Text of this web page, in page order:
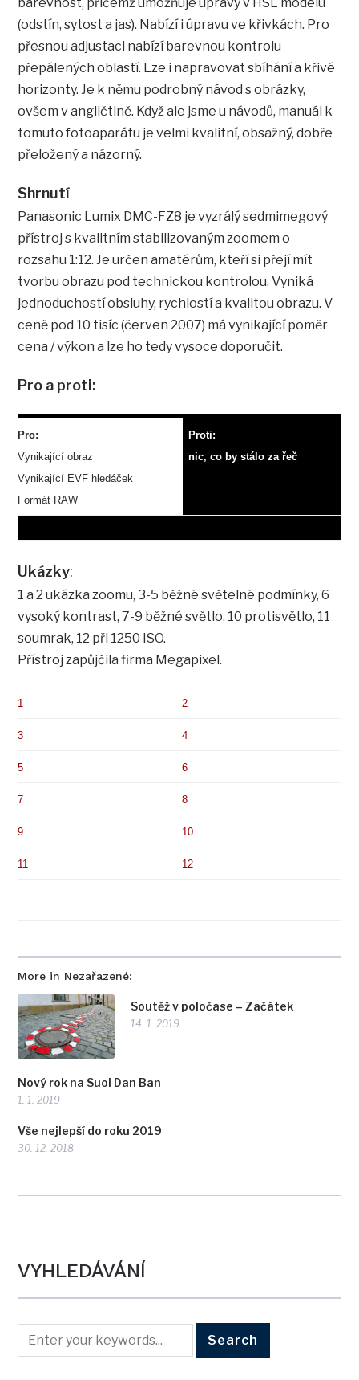
More in Nezařazené:
Soutěž v poločase – Začátek
14. 1. 2019
Nový rok na Suoi Dan Ban
1. 1. 2019
Vše nejlepší do roku 2019
30. 12. 2018
barevnost, přičemž umožňuje úpravy v HSL modelu
(odstín, sytost a jas). Nabízí i úpravu ve křivkách. Pro
přesnou adjustaci nabízí barevnou kontrolu
přepálených oblastí. Lze i napravovat sbíhání a křivé
horizonty. Je k němu podrobný návod s obrázky,
ovšem v angličtině. Když ale jsme u návodů, manuál k
tomuto fotoaparátu je velmi kvalitní, obsažný, dobře
přeložený a názorný.
Shrnutí
Panasonic Lumix DMC-FZ8 je vyzrálý sedmimegový
přístroj s kvalitním stabilizovaným zoomem o
rozsahu 1:12. Je určen amatérům, kteří si přejí mít
tvorbu obrazu pod technickou kontrolou. Vyniká
jednoduchostí obsluhy, rychlostí a kvalitou obrazu. V
ceně pod 10 tisíc (červen 2007) má vynikající poměr
cena / výkon a lze ho tedy vysoce doporučit.
Pro a proti:
Pro:
Vynikající obraz
Vynikající EVF hledáček
Formát RAW
Proti:
nic, co by stálo za řeč
Ukázky:
1 a 2 ukázka zoomu, 3-5 běžné světelné podmínky, 6
vysoký kontrast, 7-9 běžné světlo, 10 protisvětlo, 11
soumrak, 12 při 1250 ISO.
Přístroj zapůjčila firma Megapixel.
1 2
3 4
5 6
7 8
9 10
11 12
VYHLEDÁVÁNÍ